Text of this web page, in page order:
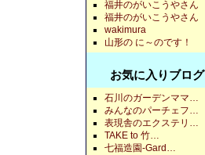
福井のがいこうやさん
福井のがいこうやさん
wakimura
山形の に～のです！
お気に入りブログ
石川のガーデンママ…
みんなのパーチェフ…
表現舎のエクステリ…
TAKE to 竹…
七福造園-Gard…